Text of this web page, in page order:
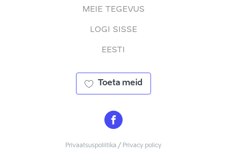
MEIE TEGEVUS
LOGI SISSE
EESTI
Toeta meid
Privaatsuspoliitika / Privacy policy